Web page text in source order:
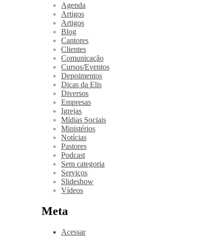
Agenda
Artigos
Artigos
Blog
Cantores
Clientes
Comunicação
Cursos/Eventos
Depoimentos
Dicas da Elis
Diversos
Empresas
Igrejas
Mídias Sociais
Ministérios
Notícias
Pastores
Podcast
Sem categoria
Serviços
Slideshow
Vídeos
Meta
Acessar